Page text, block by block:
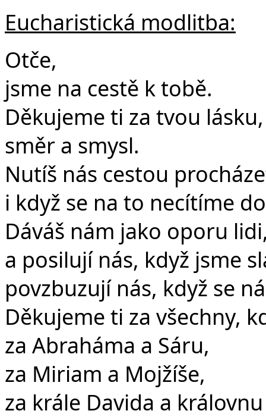
Eucharistická modlitba:
Otče,
jsme na cestě k tobě.
Děkujeme ti za tvou
směr a smysl.
Nutíš nás cestou
i když se na to necítíme
Dáváš nám jako oporu
a posilují nás, když jsme
povzbuzují nás, když se
Děkujeme ti za všechny,
za Abraháma a Sáru,
za Miriam a Mojžíše,
za krále Davida a královnu